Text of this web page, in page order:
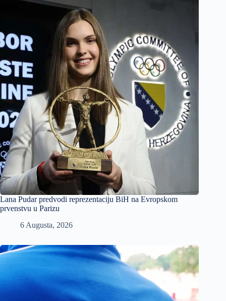
Lana Pudar predvodi reprezentaciju BiH na Evropskom
prvenstvu u Parizu
6 Augusta, 2026